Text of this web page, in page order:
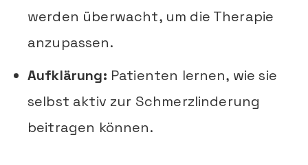
werden überwacht, um die Therapie
anzupassen.
Aufklärung: Patienten lernen, wie sie
selbst aktiv zur Schmerzlinderung
beitragen können.